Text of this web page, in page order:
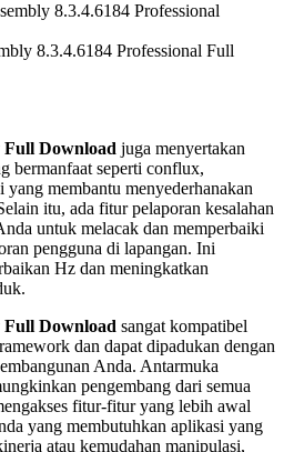
8.3.4.6184 Professional Full
Full Download juga menyertakan
bermanfaat seperti conflux,
yang membantu menyederhanakan
itu, ada fitur pelaporan kesalahan
untuk melacak dan memperbaiki
pengguna di lapangan. Ini
Hz dan meningkatkan
Full Download sangat kompatibel
dan dapat dipadukan dengan
Anda. Antarmuka
pengembang dari semua
fitur-fitur yang lebih awal
yang membutuhkan aplikasi yang
atau kemudahan manipulasi,